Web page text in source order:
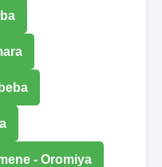
- Oromiya